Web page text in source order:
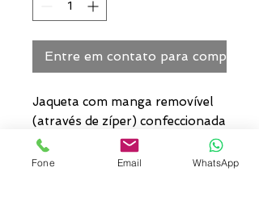
Entre em contato para comprar
Jaqueta com manga removível
(através de zíper) confeccionada
em Nylon com forro de
Matelassê (manta térmica) e 02
Fone Email WhatsApp